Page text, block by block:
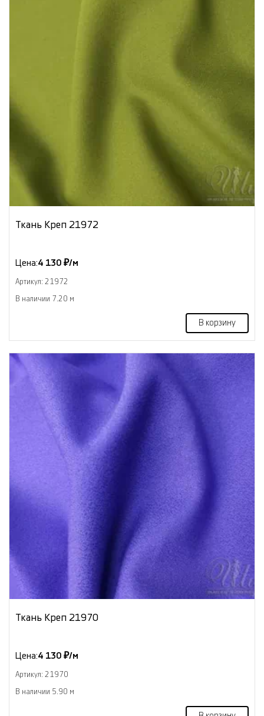
Ткань Креп 21972
Цена:4 130 ₽/м
Артикул: 21972
В наличии 7.20 м
В корзину
Ткань Креп 21970
Цена:4 130 ₽/м
Артикул: 21970
В наличии 5.90 м